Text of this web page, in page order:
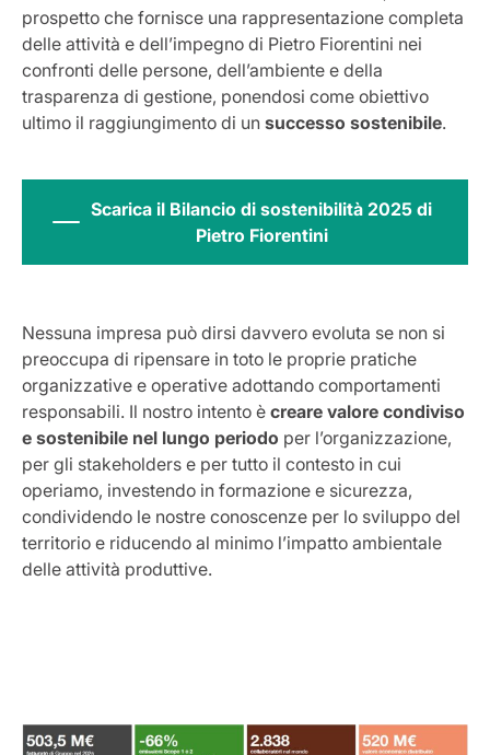
prospetto che fornisce una rappresentazione completa
delle attività e dell’impegno di Pietro Fiorentini nei
confronti delle persone, dell’ambiente e della
trasparenza di gestione, ponendosi come obiettivo
ultimo il raggiungimento di un successo sostenibile.
Scarica il Bilancio di sostenibilità 2025 di
Pietro Fiorentini
Nessuna impresa può dirsi davvero evoluta se non si
preoccupa di ripensare in toto le proprie pratiche
organizzative e operative adottando comportamenti
responsabili. Il nostro intento è creare valore condiviso
e sostenibile nel lungo periodo per l’organizzazione,
per gli stakeholders e per tutto il contesto in cui
operiamo, investendo in formazione e sicurezza,
condividendo le nostre conoscenze per lo sviluppo del
territorio e riducendo al minimo l’impatto ambientale
delle attività produttive.